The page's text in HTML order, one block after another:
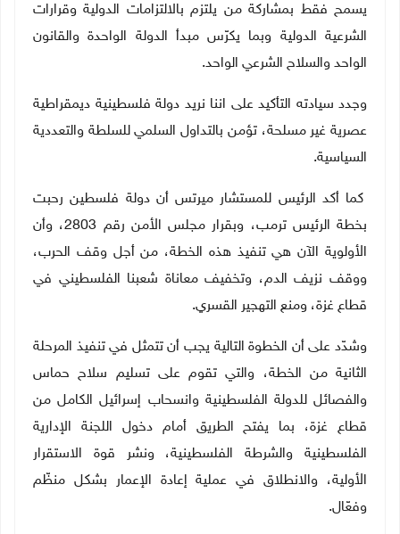
يسمح فقط بمشاركة من يلتزم بالالتزامات الدولية وقرارات
الشرعية الدولية وبما يكرّس مبدأ الدولة الواحدة والقانون
الواحد والسلاح الشرعي الواحد.
وجدد سيادته التأكيد على اننا نريد دولة فلسطينية ديمقراطية
عصرية غير مسلحة، تؤمن بالتداول السلمي للسلطة والتعددية
السياسية.
كما أكد الرئيس للمستشار ميرتس أن دولة فلسطين رحبت
بخطة الرئيس ترمب، وبقرار مجلس الأمن رقم 2803، وأن
الأولوية الآن هي تنفيذ هذه الخطة، من أجل وقف الحرب،
ووقف نزيف الدم، وتخفيف معاناة شعبنا الفلسطيني في
قطاع غزة، ومنع التهجير القسري.
وشدّد على أن الخطوة التالية يجب أن تتمثل في تنفيذ المرحلة
الثانية من الخطة، والتي تقوم على تسليم سلاح حماس
والفصائل للدولة الفلسطينية وانسحاب إسرائيل الكامل من
قطاع غزة، بما يفتح الطريق أمام دخول اللجنة الإدارية
الفلسطينية والشرطة الفلسطينية، ونشر قوة الاستقرار
الأولية، والانطلاق في عملية إعادة الإعمار بشكل منظّم
وفعّال.